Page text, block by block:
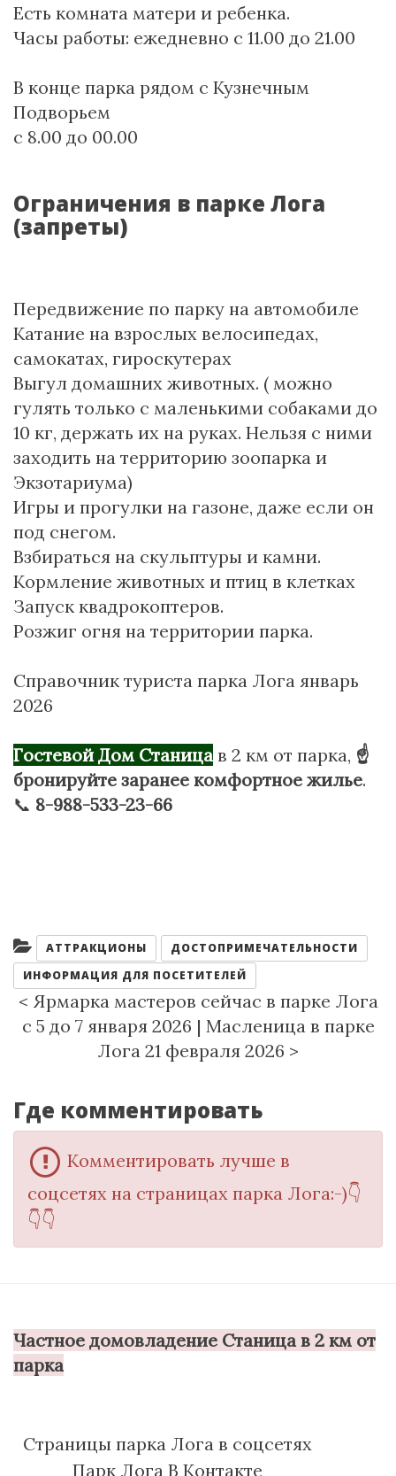
Есть комната матери и ребенка.
Часы работы: ежедневно с 11.00 до 21.00
В конце парка рядом с Кузнечным
Подворьем
с 8.00 до 00.00
Ограничения в парке Лога
(запреты)
Передвижение по парку на автомобиле
Катание на взрослых велосипедах,
самокатах, гироскутерах
Выгул домашних животных. ( можно
гулять только с маленькими собаками до
10 кг, держать их на руках. Нельзя с ними
заходить на территорию зоопарка и
Экзотариума)
Игры и прогулки на газоне, даже если он
под снегом.
Взбираться на скульптуры и камни.
Кормление животных и птиц в клетках
Запуск квадрокоптеров.
Розжиг огня на территории парка.
Справочник туриста парка Лога январь
2026
Гостевой Дом Станица в 2 км от парка, ☝
бронируйте заранее комфортное жилье.
📞 8-988-533-23-66
Категории:
АТТРАКЦИОНЫ
ДОСТОПРИМЕЧАТЕЛЬНОСТИ
ИНФОРМАЦИЯ ДЛЯ ПОСЕТИТЕЛЕЙ
< Ярмарка мастеров сейчас в парке Лога
с 5 до 7 января 2026 | Масленица в парке
Лога 21 февраля 2026 >
Где комментировать
Комментировать лучше в
соцсетях на страницах парка Лога:-)👇
👇👇
Частное домовладение Станица в 2 км от
парка
Cтраницы парка Лога в соцсетях
Парк Лога В Контакте